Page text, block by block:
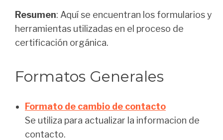
Resumen: Aquí se encuentran los formularios y
herramientas utilizadas en el proceso de
certificación orgánica.
Formatos Generales
Formato de cambio de contacto
Se utiliza para actualizar la informacion de
contacto.